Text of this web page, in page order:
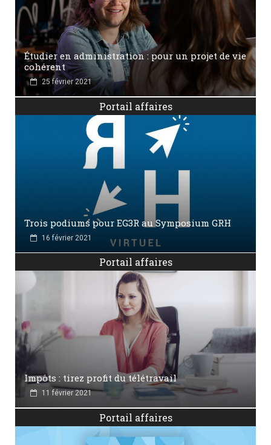
Étudier en administration : pour un projet de vie
cohérent
25 février 2021
Portail affaires
Trois podiums pour EG3R au Symposium GRH
16 février 2021
Portail affaires
Impôts : tirez profit du télétravail
11 février 2021
Portail affaires